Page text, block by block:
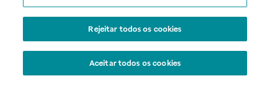
Rejeitar todos os cookies
Aceitar todos os cookies